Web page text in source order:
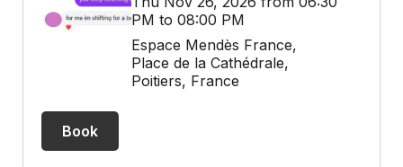
PM to 08:00 PM
Espace Mendès France,
Place de la Cathédrale,
Poitiers, France
Book